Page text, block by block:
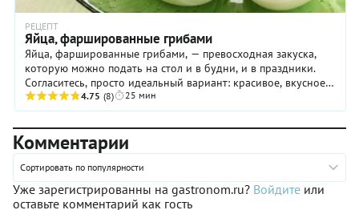
РЕЦЕПТ
Яйца, фаршированные грибами
Яйца, фаршированные грибами, — превосходная закуска,
которую можно подать на стол и в будни, и в праздники.
Согласитесь, просто идеальный вариант: красивое, вкусное
не сложное в приготовлении блюдо! ...
4.75 (8) 25 мин
Комментарии
Сортировать по популярности
Уже зарегистрированны на gastronom.ru? Войдите или
оставьте комментарий как гость